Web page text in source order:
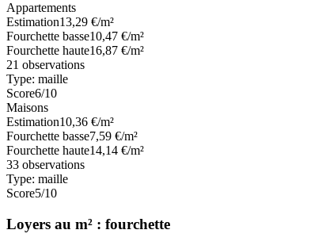
Appartements
Estimation13,29 €/m²
Fourchette basse10,47 €/m²
Fourchette haute16,87 €/m²
21 observations
Type: maille
Score6/10
Maisons
Estimation10,36 €/m²
Fourchette basse7,59 €/m²
Fourchette haute14,14 €/m²
33 observations
Type: maille
Score5/10
Loyers au m² : fourchette